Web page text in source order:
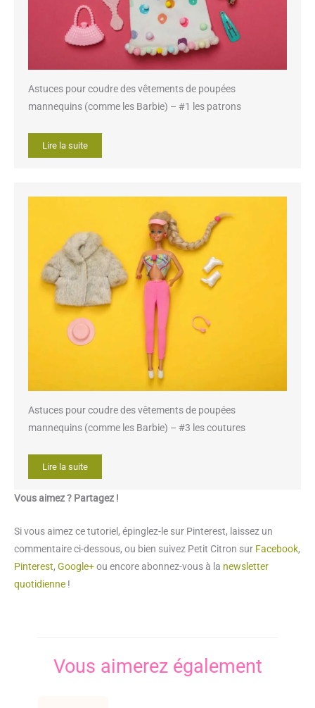
Astuces pour coudre des vêtements de poupées
mannequins (comme les Barbie) – #1 les patrons
Lire la suite
Astuces pour coudre des vêtements de poupées
mannequins (comme les Barbie) – #3 les coutures
Lire la suite
Vous aimez ? Partagez !
Si vous aimez ce tutoriel, épinglez-le sur Pinterest, laissez un
commentaire ci-dessous, ou bien suivez Petit Citron sur Facebook,
Pinterest, Google+ou encore abonnez-vous à la newsletter
quotidienne !
Vous aimerez également